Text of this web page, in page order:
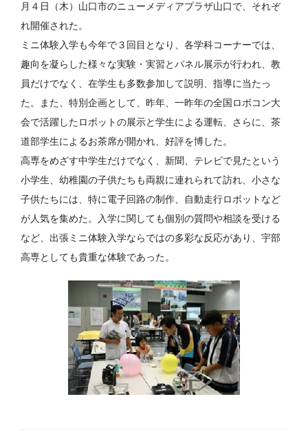
月４日（木）山口市のニューメディアプラザ山口で、それぞ
れ開催された。
ミニ体験入学も今年で３回目となり、各学科コーナーでは、
趣向を凝らした様々な実験・実習とパネル展示が行われ、教
員だけでなく、在学生も多数参加して説明、指導に当たっ
た。また、特別企画として、昨年、一昨年の全国ロボコン大
会で活躍したロボットの展示と学生による運転、さらに、茶
道部学生によるお茶席が開かれ、好評を博した。
高専をめざす中学生だけでなく、新聞、テレビで見たという
小学生、幼稚園の子供たちも両親に連れられて訪れ、小さな
子供たちには、特に電子回路の制作、自動走行ロボットなど
が人気を集めた。入学に関しても個別の質問や相談を受ける
など、出張ミニ体験入学ならではの多彩な反応があり、宇部
高専としても貴重な体験であった。